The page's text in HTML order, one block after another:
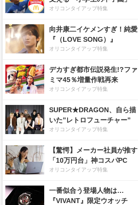
オリコンタイアップ特集
向井康二イケメンすぎ！純愛
『（LOVE SONG）』
オリコンタイアップ特集
デカすぎ都市伝説発生!?ファ
ミマ45％増量作戦再来
オリコンタイアップ特集
SUPER★DRAGON、自ら描
いた”レトロフューチャー”
オリコンタイアップ特集
【驚愕】メーカー社員が推す
「10万円台」神コスパPC
オリコンタイアップ特集
一番似合う登場人物は…
『VIVANT』限定ウオッチ